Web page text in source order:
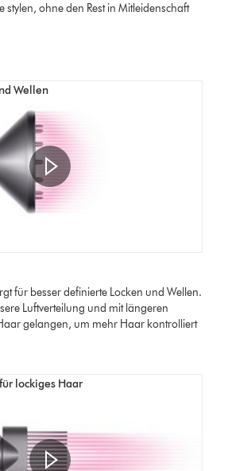
stylen, ohne den Rest in Mitleidenschaft
Wellen
für besser definierte Locken und Wellen.
Luftverteilung und mit längeren
gelangen, um mehr Haar kontrolliert
lockiges Haar